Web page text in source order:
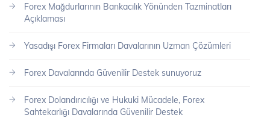
Forex Mağdurlarının Bankacılık Yönünden Tazminatları
Açıklaması
Yasadışı Forex Firmaları Davalarının Uzman Çözümleri
Forex Davalarında Güvenilir Destek sunuyoruz
Forex Dolandırıcılığı ve Hukuki Mücadele, Forex
Sahtekarlığı Davalarında Güvenilir Destek